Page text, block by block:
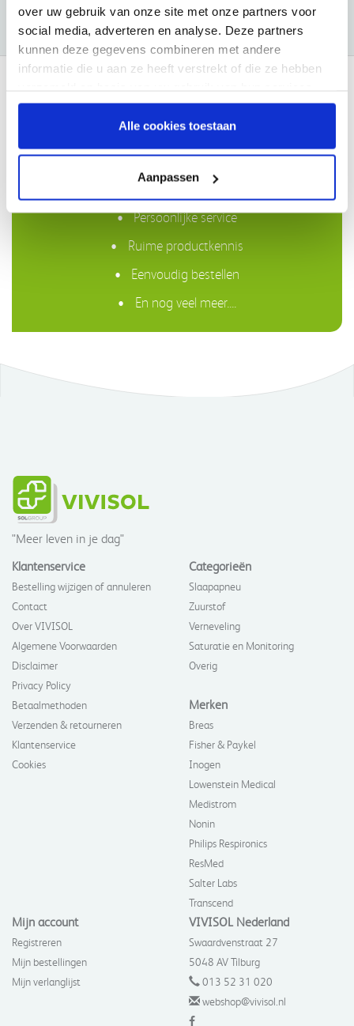
over uw gebruik van onze site met onze partners voor
social media, adverteren en analyse. Deze partners
kunnen deze gegevens combineren met andere
informatie die u aan ze heeft verstrekt of die ze hebben
Alle cookies toestaan
Aanpassen
Waarom VIVISOL?
Gratis bezorging in Nederland boven €50,-
Compleet assortiment
Persoonlijke service
Ruime productkennis
Eenvoudig bestellen
En nog veel meer....
"Meer leven in je dag"
Klantenservice
Bestelling wijzigen of annuleren
Contact
Over VIVISOL
Algemene Voorwaarden
Disclaimer
Privacy Policy
Betaalmethoden
Verzenden & retourneren
Klantenservice
Cookies
Categorieën
Slaapapneu
Zuurstof
Verneveling
Saturatie en Monitoring
Overig
Merken
Breas
Fisher & Paykel
Inogen
Lowenstein Medical
Medistrom
Nonin
Philips Respironics
ResMed
Salter Labs
Transcend
Mijn account
Registreren
Mijn bestellingen
Mijn verlanglijst
VIVISOL Nederland
Swaardvenstraat 27
5048 AV Tilburg
013 52 31 020
webshop@vivisol.nl